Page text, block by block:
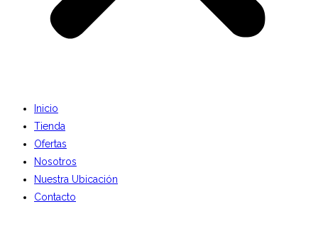
Inicio
Tienda
Ofertas
Nosotros
Nuestra Ubicación
Contacto